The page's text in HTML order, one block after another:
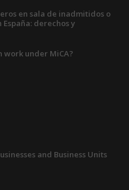
en sala de inadmitidos o
derechos y
work under MiCA?
and Business Units